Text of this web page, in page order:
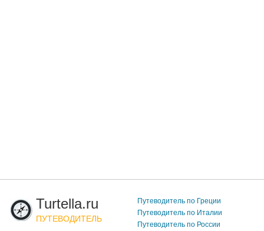
Turtella.ru
ПУТЕВОДИТЕЛЬ
Путеводитель по Греции
Путеводитель по Италии
Путеводитель по России